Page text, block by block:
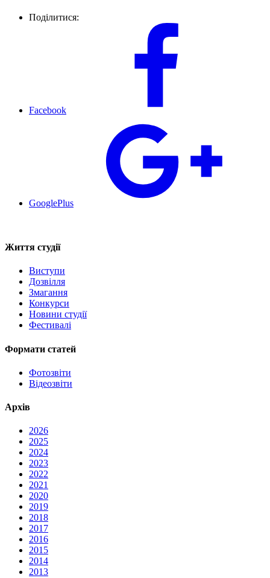
Поділитися:
Facebook
GooglePlus
Життя студії
Виступи
Дозвілля
Змагання
Конкурси
Новини студії
Фестивалі
Формати статей
Фотозвіти
Відеозвіти
Архів
2026
2025
2024
2023
2022
2021
2020
2019
2018
2017
2016
2015
2014
2013